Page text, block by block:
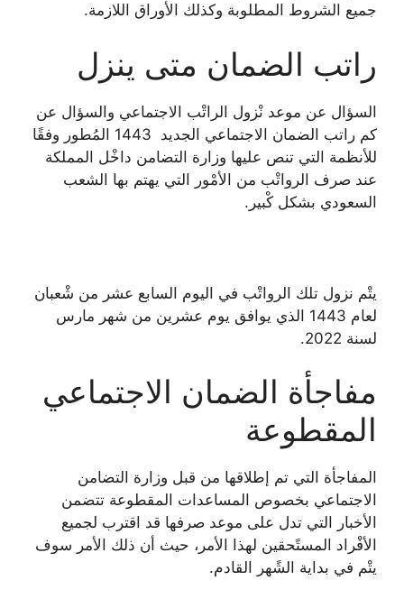
جميع الشروط المطلوبة وكذلك الأوراق اللازمة.
راتب الضمان متى ينزل
السؤال عن موعد نْزول الراتْب الاجتماعي والسؤال عن
كم راتب الضمان الاجتماعي الجديد 1443 المُطور وفقًا
للأنظمة التي تنص عليها وزارة التضامن داخْل المملكة
عند صرف الرواتْب من الأمْور التي يهتم بها الشعب
السعودي بشكل كْبير.
يتْم نزول تلك الرواتْب في اليوم السابع عشر من شْعبان
لعام 1443 الذي يوافق يوم عشرين من شهر مارس
لسنة 2022.
مفاجأة الضمان الاجتماعي
المقطوعة
المفاجأة التي تم إطلاقها من قبل وزارة التضامن
الاجتماعي بخصوص المساعدات المقطوعة تتضمن
الأخبار التي تدل على موعد صرفها قد اقترب لجميع
الأفْراد المستًحقين لهذا الأمر، حيث أن ذلك الأمر سوف
يتْم في بداية الشًهر القادم.